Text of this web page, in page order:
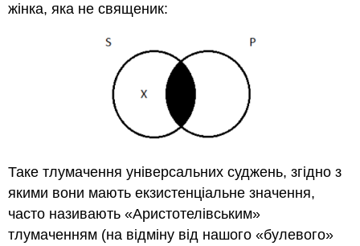
жінка, яка не священик:
Таке тлумачення універсальних суджень, згідно з
якими вони мають екзистенціальне значення,
часто називають «Аристотелівським»
тлумаченням (на відміну від нашого «булевого»